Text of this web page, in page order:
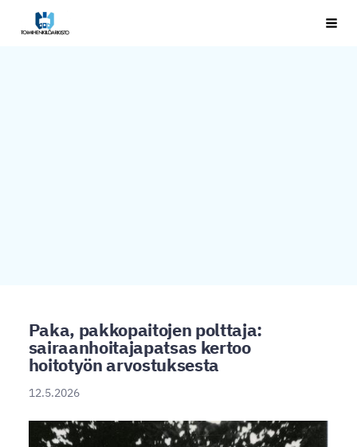
Siirry
sivun
Toimihenkilöarkisto
Paka, pakkopaitojen polttaja:
sairaanhoitajapatsas kertoo
hoitotyön arvostuksesta
12.5.2026